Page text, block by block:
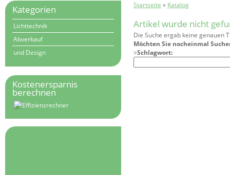
Startseite » Katalog
Artikel wurde nicht
Die Suche ergab keine genauen
Möchten Sie nocheinmal
>Schlagwort:
Kategorien
Lichttechnik
Abverkauf
und Design
Kostenersparnis
berechnen